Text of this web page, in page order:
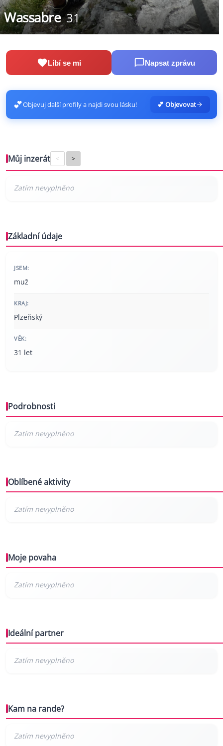
Wassabre 31
Líbí se mi Napsat zprávu
💕Objevuj další profily a najdi svou lásku! 💕 Objevovat
Můj inzerát < >
Základní údaje
JSEM:
muž
KRAJ:
Plzeňský
VĚK:
31 let
Podrobnosti
Oblíbené aktivity
Moje povaha
Ideální partner
Kam na rande?